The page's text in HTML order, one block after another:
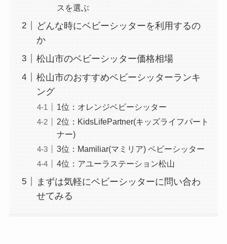
スを選ぶ
どんな時にベビーシッターを利用するの
か
松山市のベビーシッター価格相場
松山市のおすすめベビーシッターランキ
ング
1位：オレンジベビーシッター
2位：KidsLifePartner(キッズライフパート
ナー)
3位：Mamiliar(マミリア) ベビーシッター
4位：アユーラステーション松山
まずは気軽にベビーシッターに問い合わ
せてみる